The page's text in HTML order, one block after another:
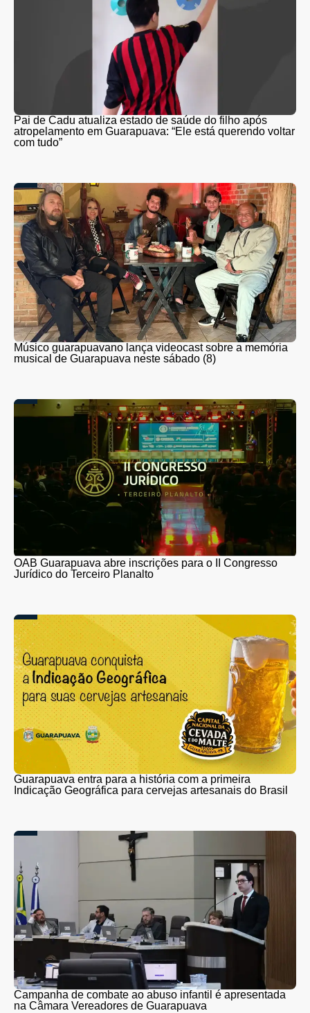
Pai de Cadu atualiza estado de saúde do filho após
atropelamento em Guarapuava: “Ele está querendo voltar
com tudo”
Músico guarapuavano lança videocast sobre a memória
musical de Guarapuava neste sábado (8)
OAB Guarapuava abre inscrições para o II Congresso
Jurídico do Terceiro Planalto
Guarapuava entra para a história com a primeira
Indicação Geográfica para cervejas artesanais do Brasil
Campanha de combate ao abuso infantil é apresentada
na Câmara Vereadores de Guarapuava